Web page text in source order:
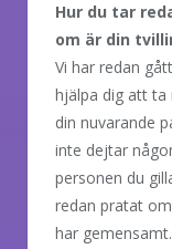
Hur du tar
om är din
Vi har redan
hjälpa dig att ta
din nuvarande
inte dejtar
personen du
redan pratat
har